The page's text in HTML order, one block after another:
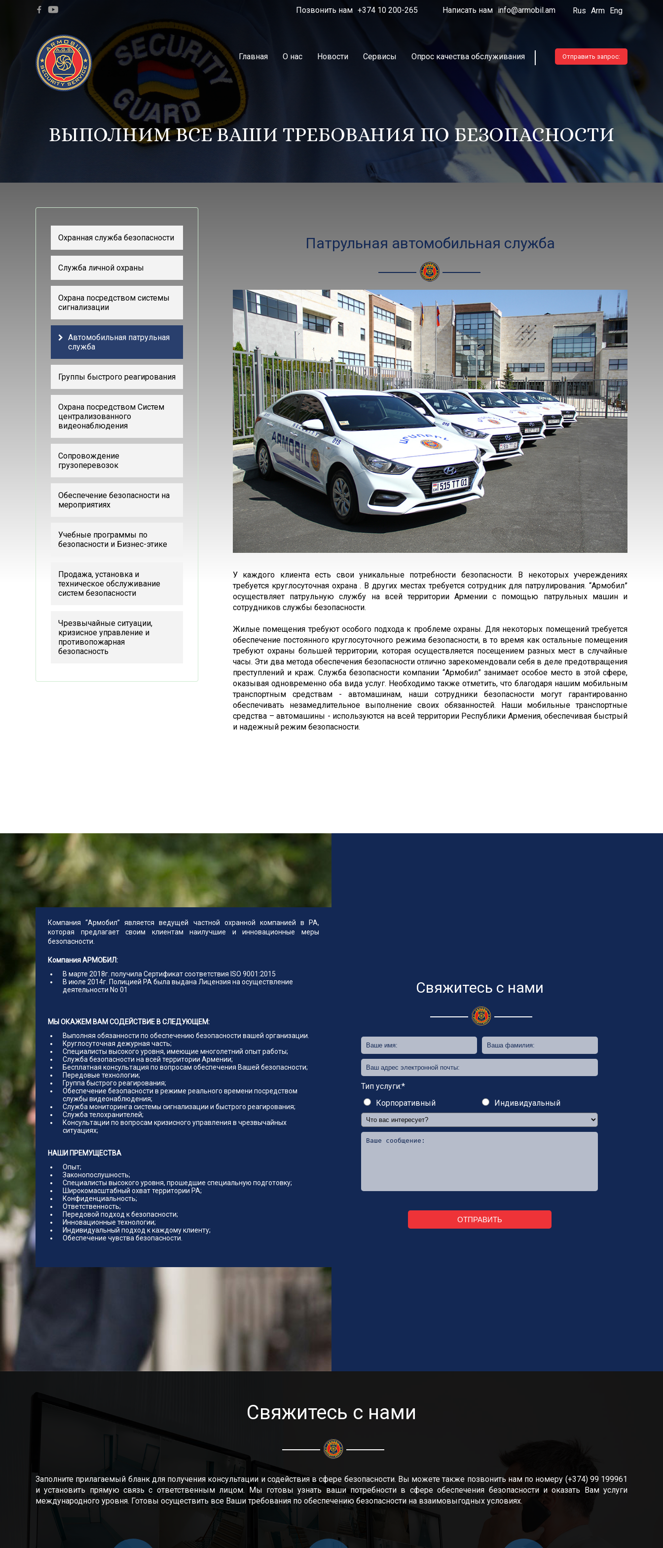
Позвонить нам +374 10 200-265 Написать нам info@armobil.am Rus Arm Eng
Главная О нас Новости Сервисы Опрос качества обслуживания Отправить запрос:
ВЫПОЛНИМ ВСЕ ВАШИ ТРЕБОВАНИЯ ПО БЕЗОПАСНОСТИ
Охранная служба безопасности
Служба личной охраны
Охрана посредством системы
сигнализации
Автомобильная патрульная
служба
Группы быстрого реагирования
Охрана посредством Систем
централизованного
видеонаблюдения
Сопровождение
грузоперевозок
Обеспечение безопасности на
мероприятиях
Учебные программы по
безопасности и Бизнес-этике
Продажа, установка и
техническое обслуживание
систем безопасности
Чрезвычайные ситуации,
кризисное управление и
противопожарная
безопасность
Патрульная автомобильная служба
У каждого клиента есть свои уникальные потребности безопасности. В некоторых учереждениях
требуется круглосуточная охрана . В других местах требуется сотрудник для патрулирования. “Армобил”
осуществляет патрульную службу на всей территории Армении с помощью патрульных машин и
сотрудников службы безопасности.
Жилые помещения требуют особого подхода к проблеме охраны. Для некоторых помещений требуется
обеспечение постоянного круглосуточного режима безопасности, в то время как остальные помещения
требуют охраны большей территории, которая осуществляется посещением разных мест в случайные
часы. Эти два метода обеспечения безопасности отлично зарекомендовали себя в деле предотвращения
преступлений и краж. Служба безопасности компании “Армобил” занимает особое место в этой сфере,
оказывая одновременно оба вида услуг. Необходимо также отметить, что благодаря нашим мобильным
транспортным средствам - автомашинам, наши сотрудники безопасности могут гарантированно
обеспечивать незамедлительное выполнение своих обязанностей. Наши мобильные транспортные
средства – автомашины - используются на всей территории Республики Армения, обеспечивая быстрый
и надежный режим безопасности.
Компания “Армобил” является ведущей частной охранной компанией в РА,
которая предлагает своим клиентам наилучшие и инновационные меры
безопасности.
Компания АРМОБИЛ:
В марте 2018г. получила Сертификат соответствия ISO 9001:2015
В июле 2014г. Полицией РА была выдана Лицензия на осуществление
деятельности No 01
МЫ ОКАЖЕМ ВАМ СОДЕЙСТВИЕ В СЛЕДУЮЩЕМ:
Выполняя обязанности по обеспечению безопасности вашей организации.
Круглосуточная дежурная часть;
Специалисты высокого уровня, имеющие многолетний опыт работы;
Служба безопасности на всей территории Армении;
Бесплатная консультация по вопросам обеспечения Вашей безопасности;
Передовые технологии;
Группа быстрого реагирования;
Обеспечение безопасности в режиме реального времени посредством
службы видеонаблюдения;
Служба мониторинга системы сигнализации и быстрого реагирования;
Служба телохранителей;
Консультации по вопросам кризисного управления в чрезвычайных
ситуациях;
НАШИ ПРЕМУЩЕСТВА
Опыт;
Законопослушность;
Специалисты высокого уровня, прошедшие специальную подготовку;
Широкомасштабный охват территории РА;
Конфиденциальность;
Ответственность;
Передовой подход к безопасности;
Инновационные технологии;
Индивидуальный подход к каждому клиенту;
Обеспечение чувства безопасности.
Свяжитесь с нами
Тип услуги:*
Корпоративный
Индивидуальный
ОТПРАВИТЬ
Свяжитесь с нами
Заполните прилагаемый бланк для получения консультации и содействия в сфере безопасности. Вы можете также позвонить нам по номеру (+374) 99 199961
и установить прямую связь с ответственным лицом. Мы готовы узнать ваши потребности в сфере обеспечения безопасности и оказать Вам услуги
международного уровня. Готовы осуществить все Ваши требования по обеспечению безопасности на взаимовыгодных условиях.